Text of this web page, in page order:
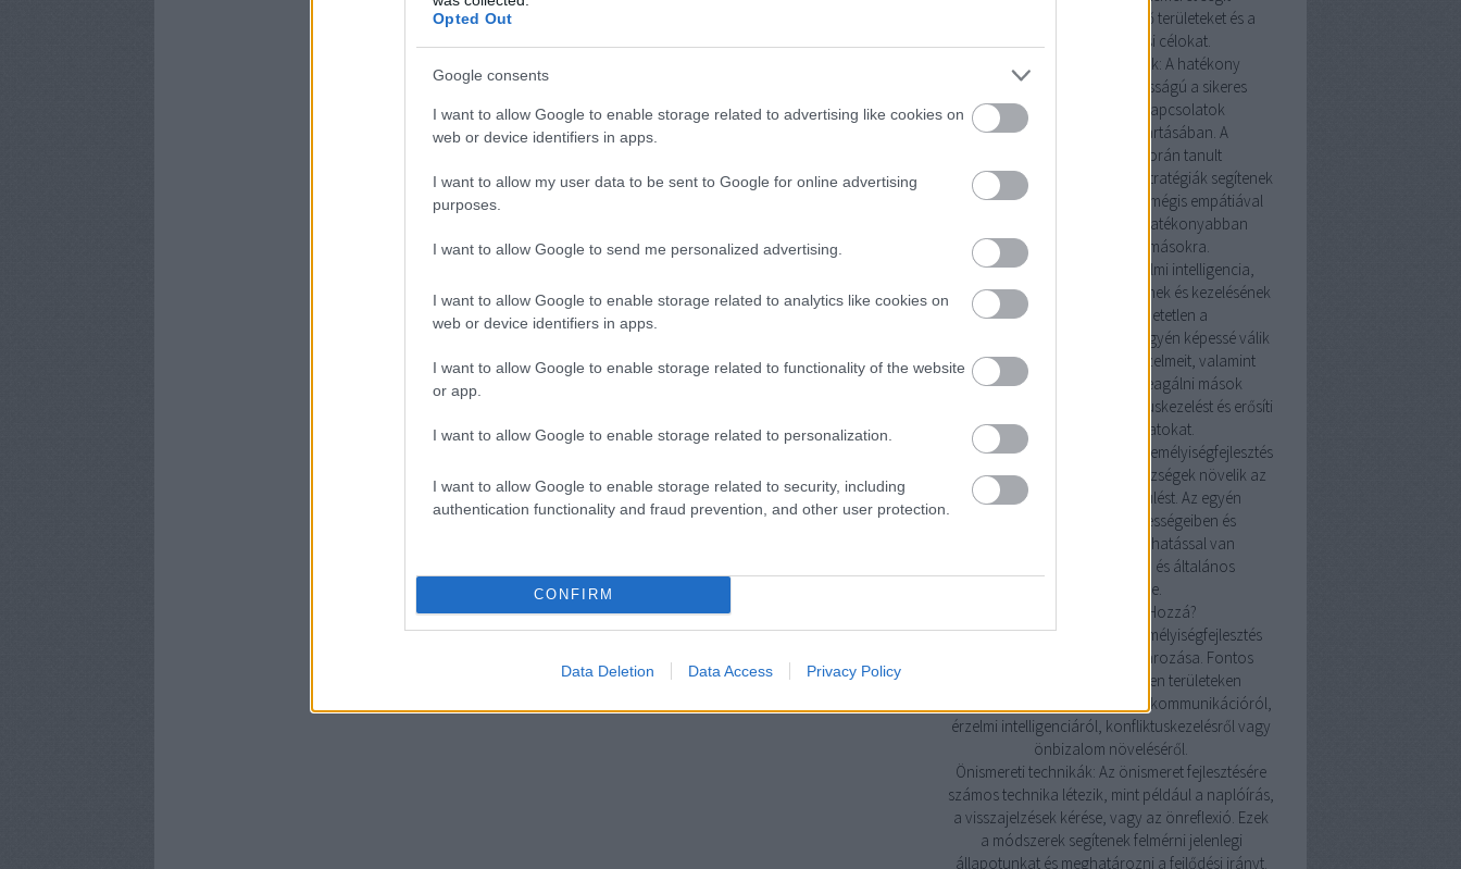
Opted Out
Google consents
I want to allow Google to enable storage related to advertising like cookies on
web or device identifiers in apps.
I want to allow my user data to be sent to Google for online advertising
purposes.
I want to allow Google to send me personalized advertising.
I want to allow Google to enable storage related to analytics like cookies on
web or device identifiers in apps.
I want to allow Google to enable storage related to functionality of the website
or app.
I want to allow Google to enable storage related to personalization.
I want to allow Google to enable storage related to security, including
authentication functionality and fraud prevention, and other user protection.
CONFIRM
Data Deletion Data Access Privacy Policy
meghatározni a fejlesztendő területeket és a
személyes növekedési célokat.
Kommunikációs készségek: A hatékony
kommunikáció kulcsfontosságú a sikeres
személyes és szakmai kapcsolatok
kialakításában és fenntartásában. A
személyiségfejlesztés során tanult
kommunikációs technikák és stratégiák segítenek
az egyénnek erőteljesebben, mégis empátiával
kifejezni magát, valamint hatékonyabban
hallgatni és reagálni másokra.
Érzelmi intelligencia: Az érzelmi intelligencia,
vagyis az érzelmek megértésének és kezelésének
képessége, elengedhetetlen a
személyiségfejlesztésben. Az egyén képessé válik
felismerni és kezelni saját érzelmeit, valamint
megérteni és adekvátan reagálni mások
érzelmeire. Ez javítja a konfliktuskezelést és erősíti
az emberi kapcsolatokat.
Önbizalom és önbecsülés: A személyiségfejlesztés
által nyújtott önismeret és készségek növelik az
önbizalmat és az önbecsülést. Az egyén
magabiztosabb lesz képességeiben és
döntéseiben, ami pozitív hatással van
mindennapi interakcióira és általános
életminőségére.
Hogyan Kezdjünk Hozzá?
Célok meghatározása: A személyiségfejlesztés
első lépése a célok meghatározása. Fontos
tisztában lenni azzal, milyen területeken
szeretnénk javulni, legyen szó kommunikációról,
érzelmi intelligenciáról, konfliktuskezelésről vagy
önbizalom növeléséről.
Önismereti technikák: Az önismeret fejlesztésére
számos technika létezik, mint például a naplóírás,
a visszajelzések kérése, vagy az önreflexió. Ezek
a módszerek segítenek felmérni jelenlegi
állapotunkat és meghatározni a fejlődési irányt.